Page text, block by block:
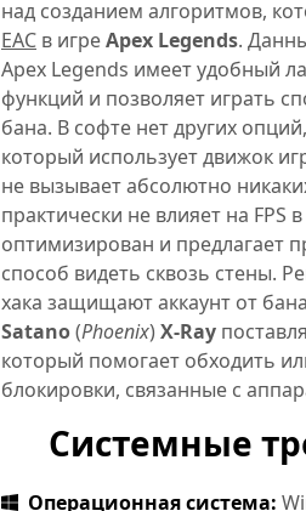
над созданием алгоритмов,
EAC в игреApex Legends.
Apex Legends имеет удобный
функций и позволяет играть
бана. В софте нет других
который использует движок
не вызывает абсолютно
практически не влияет на FPS
оптимизирован и предлагает
способ видеть сквозь стены.
хака защищают аккаунт от
Satano(Phoenix) X-Ray
который помогает обходить
блокировки, связанные с
Системные
Операционная система: